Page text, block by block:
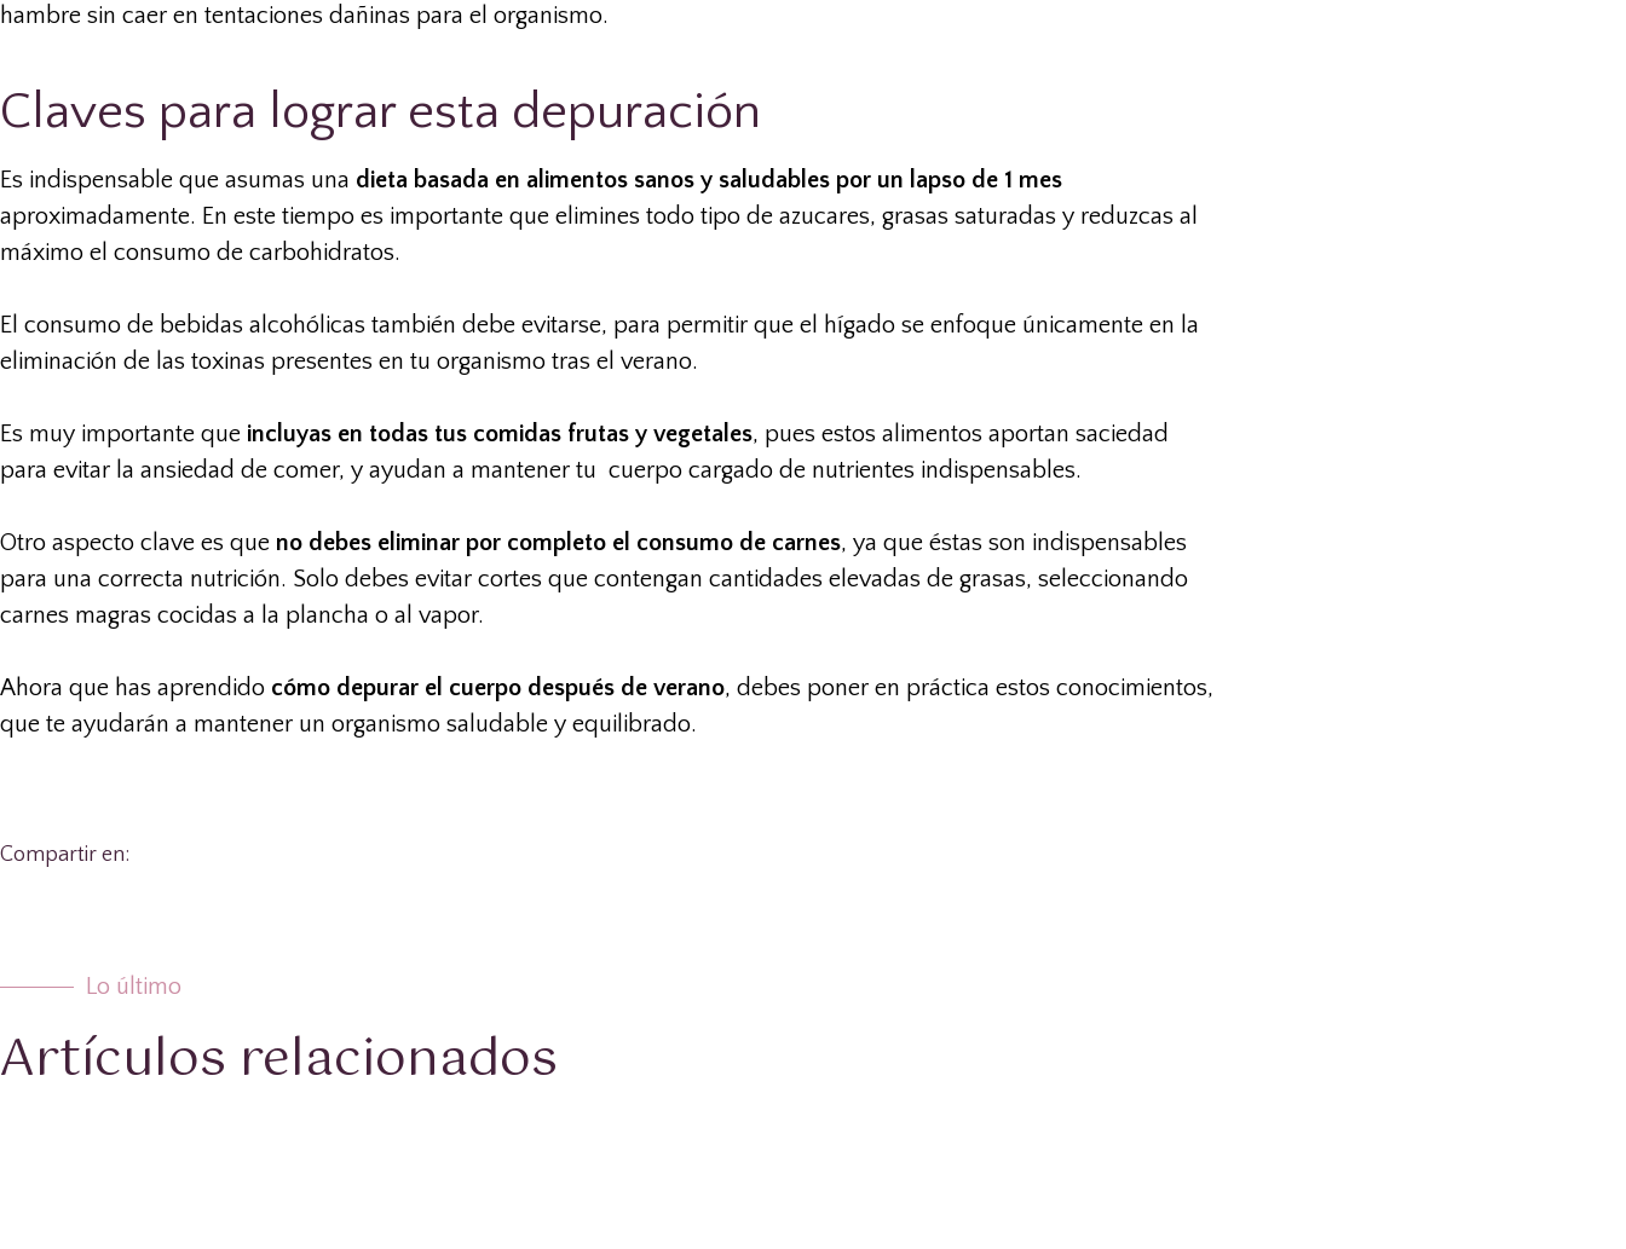
hambre sin caer en tentaciones dañinas para el organismo.
Claves para lograr esta depuración
Es indispensable que asumas una dieta basada en alimentos sanos y saludables por un lapso de 1 mes
aproximadamente. En este tiempo es importante que elimines todo tipo de azucares, grasas saturadas y reduzcas al
máximo el consumo de carbohidratos.
El consumo de bebidas alcohólicas también debe evitarse, para permitir que el hígado se enfoque únicamente en la
eliminación de las toxinas presentes en tu organismo tras el verano.
Es muy importante que incluyas en todas tus comidas frutas y vegetales, pues estos alimentos aportan saciedad
para evitar la ansiedad de comer, y ayudan a mantener tu cuerpo cargado de nutrientes indispensables.
Otro aspecto clave es que no debes eliminar por completo el consumo de carnes, ya que éstas son indispensables
para una correcta nutrición. Solo debes evitar cortes que contengan cantidades elevadas de grasas, seleccionando
carnes magras cocidas a la plancha o al vapor.
Ahora que has aprendido cómo depurar el cuerpo después de verano, debes poner en práctica estos conocimientos,
que te ayudarán a mantener un organismo saludable y equilibrado.
Compartir en:
Lo último
Artículos relacionados